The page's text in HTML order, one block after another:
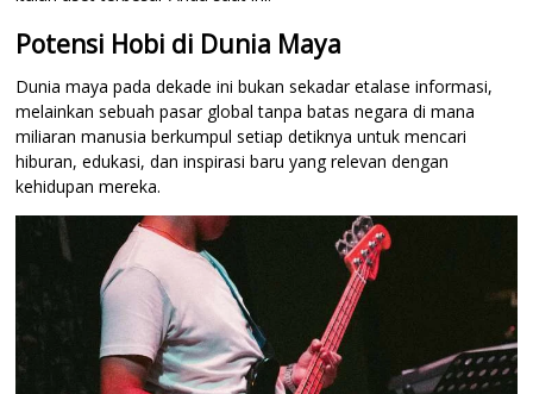
Potensi Hobi di Dunia Maya
Dunia maya pada dekade ini bukan sekadar etalase informasi,
melainkan sebuah pasar global tanpa batas negara di mana
miliaran manusia berkumpul setiap detiknya untuk mencari
hiburan, edukasi, dan inspirasi baru yang relevan dengan
kehidupan mereka.